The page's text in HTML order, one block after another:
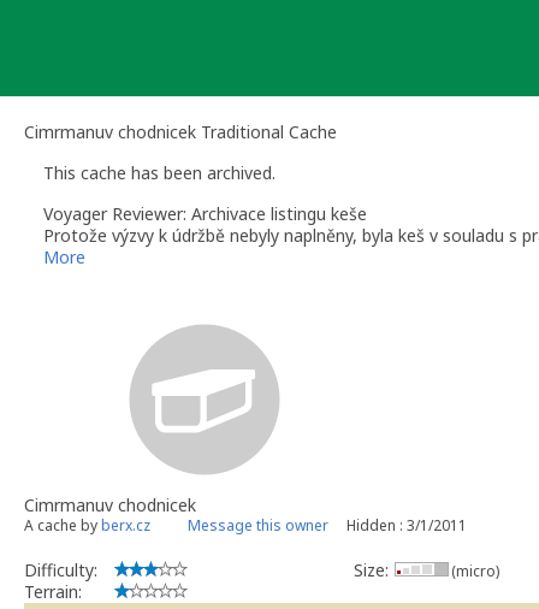
Cimrmanuv chodnicek Traditional Cache
This cache has been archived.
Voyager Reviewer: Archivace listingu keše
Protože výzvy k údržbě nebyly naplněny, byla keš v souladu s
údržbu, již nelze odarchivovat.
More
Cimrmanuv chodnicek
A cache byberx.cz Message this owner Hidden : 3/1/2011
Difficulty:
Terrain:
Size: (micro)